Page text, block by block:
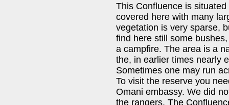
This Confluence is
covered here with many
vegetation is very sparse,
find here still some
a campfire. The area is a
the, in earlier times nearly
Sometimes one may run
To visit the reserve you
Omani embassy. We did
the rangers. The